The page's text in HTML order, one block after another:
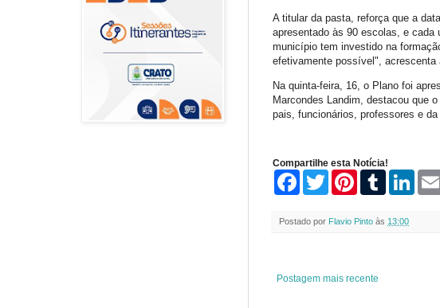
A titular da pasta, reforça que a
apresentado às 90 escolas, e cada
município tem investido na
efetivamente possível", acrescenta
Na quinta-feira, 16, o Plano foi
Marcondes Landim, destacou que
pais, funcionários, professores e da
Compartilhe esta Notícia!
b
w
t
e
t
l
Postado por Flavio Pinto às 13:00
Postagem mais recente